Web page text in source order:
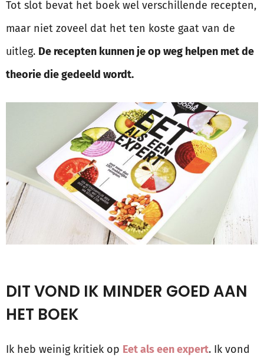
Tot slot bevat het boek wel verschillende recepten,
maar niet zoveel dat het ten koste gaat van de
uitleg. De recepten kunnen je op weg helpen met de
theorie die gedeeld wordt.
DIT VOND IK MINDER GOED AAN
HET BOEK
Ik heb weinig kritiek op Eet als een expert. Ik vond